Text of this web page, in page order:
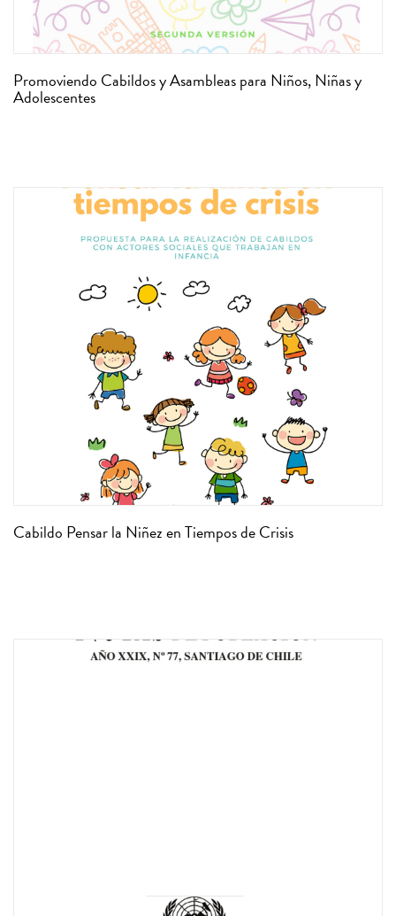
Promoviendo Cabildos y Asambleas para Niños, Niñas y
Adolescentes
Cabildo Pensar la Niñez en Tiempos de Crisis